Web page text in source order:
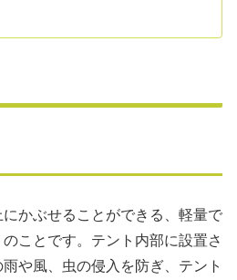
かぶせることができる、軽量で
ことです。テント内部に設置さ
や風、虫の侵入を防ぎ、テント